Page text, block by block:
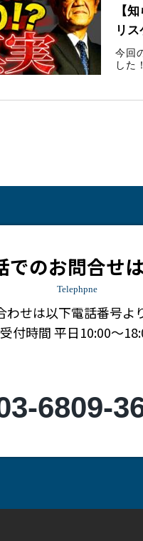
【
リ
今回
した
でのお問合せ
Telephpne
わせは以下電話番号よ
受付時間 平日10:00～
6809-